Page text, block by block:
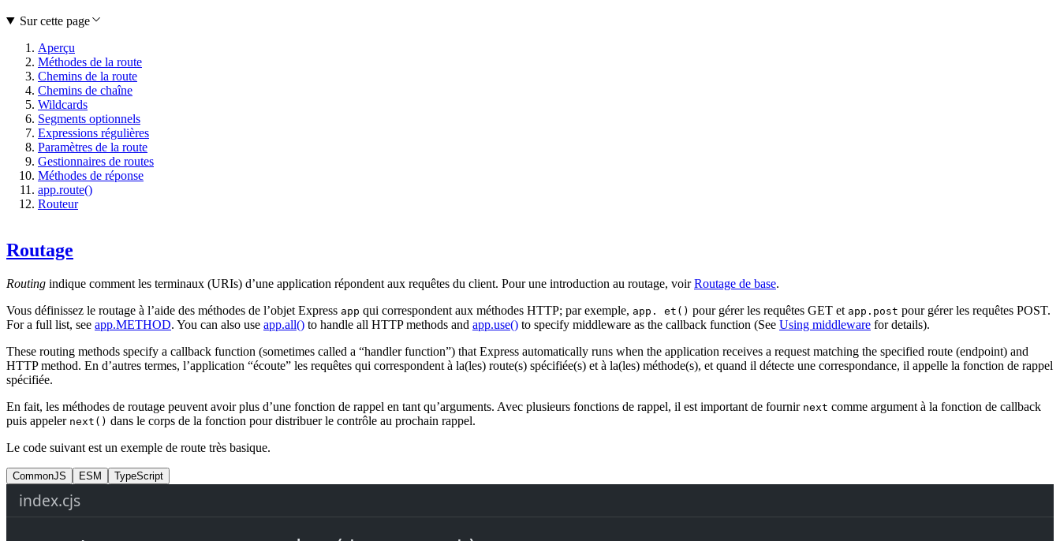
Routage
Routing indique comment les terminaux (URIs) d’une application répondent aux requêtes du client. Pour une introduction au routage, voirRoutage de base.
Vous définissez le routage à l’aide des méthodes de l’objet Express app qui correspondent aux méthodes HTTP; par exemple, app. et() pour gérer les requêtes GET et app.post pour gérer les requêtes POST.
For a full list, see app.METHOD. You can also use app.all() to handle all HTTP methods and app.use() to specify middleware as the callback function (See Using middleware for details).
These routing methods specify a callback function (sometimes called a “handler function”) that Express automatically runs when the application receives a request matching the specified route (endpoint) and
HTTP method. En d’autres termes, l’application “écoute” les requêtes qui correspondent à la(les) route(s) spécifiée(s) et à la(les) méthode(s), et quand il détecte une correspondance, il appelle la fonction de rappel
spécifiée.
En fait, les méthodes de routage peuvent avoir plus d’une fonction de rappel en tant qu’arguments. Avec plusieurs fonctions de rappel, il est important de fournir next comme argument à la fonction de callback
puis appeler next() dans le corps de la fonction pour distribuer le contrôle au prochain rappel.
Le code suivant est un exemple de route très basique.
CommonJS ESM TypeScript
index.cjs
Sur cette page
Aperçu
Méthodes de la route
Chemins de la route
Chemins de chaîne
Wildcards
Segments optionnels
Expressions régulières
Paramètres de la route
Gestionnaires de routes
Méthodes de réponse
app.route()
Routeur